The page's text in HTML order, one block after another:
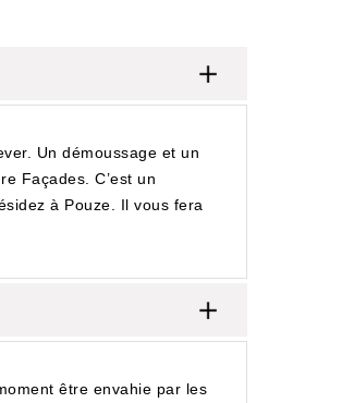
Un démoussage et un
Façades. C’est un
à Pouze. Il vous fera
être envahie par les